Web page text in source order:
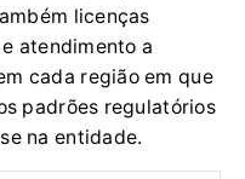
licenças
atendimento a
cada região em que
padrões regulatórios
na entidade.